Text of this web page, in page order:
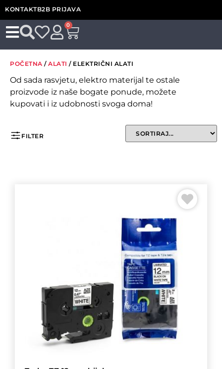
KONTAKTB2B PRIJAVA
0
POČETNA / ALATI / ELEKTRIČNI ALATI
Od sada rasvjetu, elektro materijal te ostale
proizvode iz naše bogate ponude, možete
kupovati i iz udobnosti svoga doma!
FILTER